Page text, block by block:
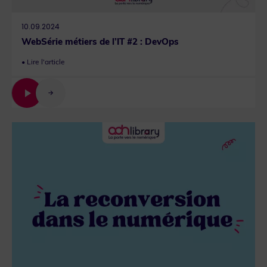
10.09.2024
WebSérie métiers de l’IT #2 : DevOps